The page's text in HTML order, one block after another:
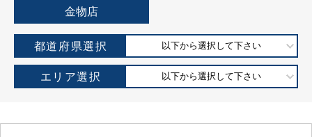
金物店
都道府県選択 以下から選択して下さい
エリア選択 以下から選択して下さい